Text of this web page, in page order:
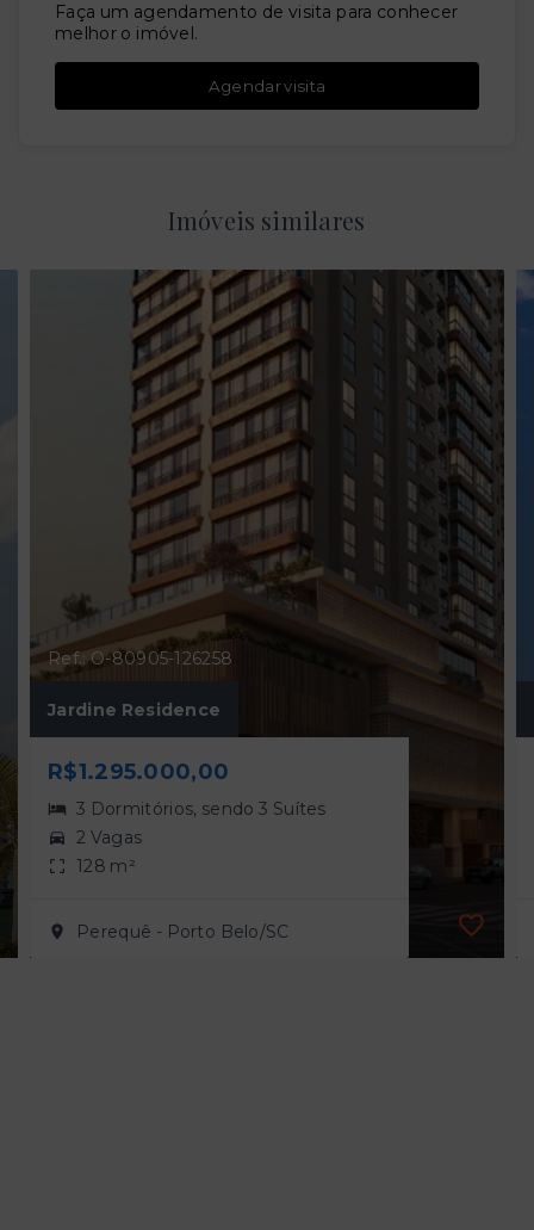
Faça um agendamento de visita para conhecer
melhor o imóvel.
Agendar visita
Imóveis similares
Ref.: O-80905-126258
Jardine Residence
R$1.295.000,00
3 Dormitórios, sendo 3 Suítes
2 Vagas
128 m²
Perequê - Porto Belo/SC